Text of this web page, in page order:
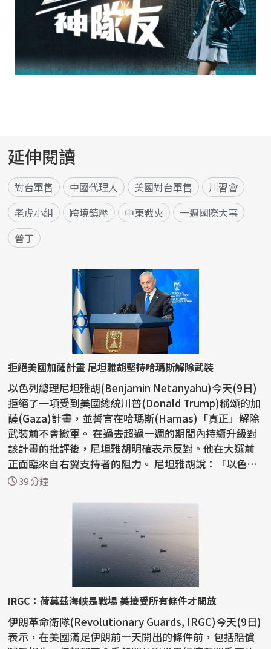
延伸閱讀
對台軍售 中國代理人 美國對台軍售
川習會
老虎小組
跨境鎮壓 中東戰火
一週國際大事
普丁
拒絕美國加薩計畫 尼坦雅胡堅持哈瑪斯解除武裝
以色列總理尼坦雅胡(Benjamin Netanyahu)今天(9日)
拒絕了一項受到美國總統川普(Donald Trump)稱頌的加
薩(Gaza)計畫，並誓言在哈瑪斯(Hamas)「真正」解除
武裝前不會撤軍。 在過去超過一週的期間內持續升級對
該計畫的批評後，尼坦雅胡明確表示反對。他在大選前
正面臨來自右翼支持者的阻力。 尼坦雅胡說：「以色列
拒絕...
39 分鐘
IRGC：荷莫茲海峽是戰場 美接受所有條件才開放
伊朗革命衛隊(Revolutionary Guards, IRGC)今天(9日)
表示，在美國滿足伊朗前一天開出的條件前，包括賠償